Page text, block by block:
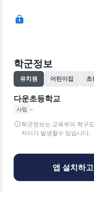
학군정보
유치원 어린이집 초
다운초등학교
사립 -
학군정보는 교육부의 학구
차이가 발생할수 있습니다.
앱 설치하고